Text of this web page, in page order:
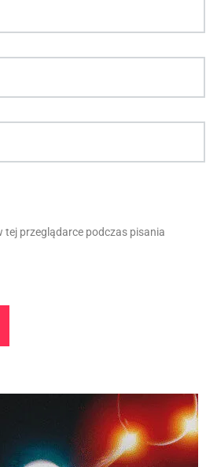
tej przeglądarce podczas pisania